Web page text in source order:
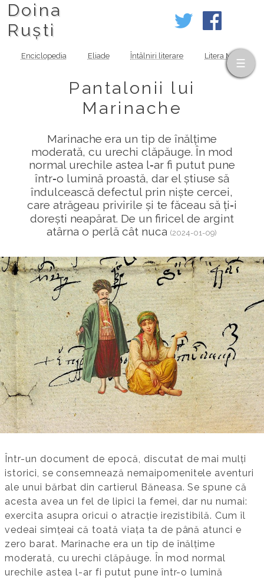
Doina
Ruști
Enciclopedia Eliade Întâlniri literare Litera MOV
Pantalonii lui
Marinache
Marinache era un tip de înălțime
moderată, cu urechi clăpăuge. În mod
normal urechile astea l‑ar fi putut pune
într‑o lumină proastă, dar el știuse să
îndulcească defectul prin niște cercei,
care atrăgeau privirile și te făceau să ți‑i
dorești neapărat. De un firicel de argint
atârna o perlă cât nuca(2024-01-09)
Într-un document de epocă, discutat de mai mulți
istorici, se consemnează nemaipomenitele aventuri
ale unui bărbat din cartierul Băneasa. Se spune că
acesta avea un fel de lipici la femei, dar nu numai:
exercita asupra oricui o atracție irezistibilă. Cum îl
vedeai simțeai că toată viața ta de până atunci e
zero barat. Marinache era un tip de înălțime
moderată, cu urechi clăpăuge. În mod normal
urechile astea l-ar fi putut pune într-o lumină